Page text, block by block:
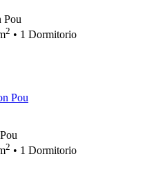
Pou
2 • 1 Dormitorio
2 • 1 Dormitorio